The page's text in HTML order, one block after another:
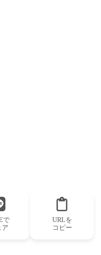
で
ア
URLを
コピー